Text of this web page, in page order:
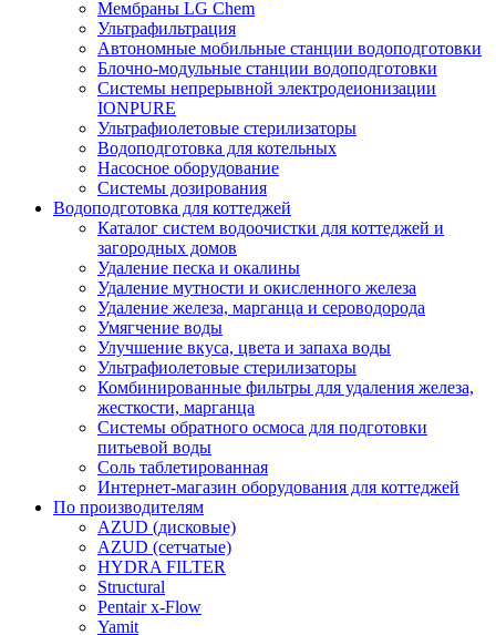
Мембраны LG Chem
Ультрафильтрация
Автономные мобильные станции водоподготовки
Блочно-модульные станции водоподготовки
Системы непрерывной электродеионизации
IONPURE
Ультрафиолетовые стерилизаторы
Водоподготовка для котельных
Насосное оборудование
Системы дозирования
Водоподготовка для коттеджей
Каталог систем водоочистки для коттеджей и
загородных домов
Удаление песка и окалины
Удаление мутности и окисленного железа
Удаление железа, марганца и сероводорода
Умягчение воды
Улучшение вкуса, цвета и запаха воды
Ультрафиолетовые стерилизаторы
Комбинированные фильтры для удаления железа,
жесткости, марганца
Системы обратного осмоса для подготовки
питьевой воды
Соль таблетированная
Интернет-магазин оборудования для коттеджей
По производителям
AZUD (дисковые)
AZUD (сетчатые)
HYDRA FILTER
Structural
Pentair x-Flow
Yamit